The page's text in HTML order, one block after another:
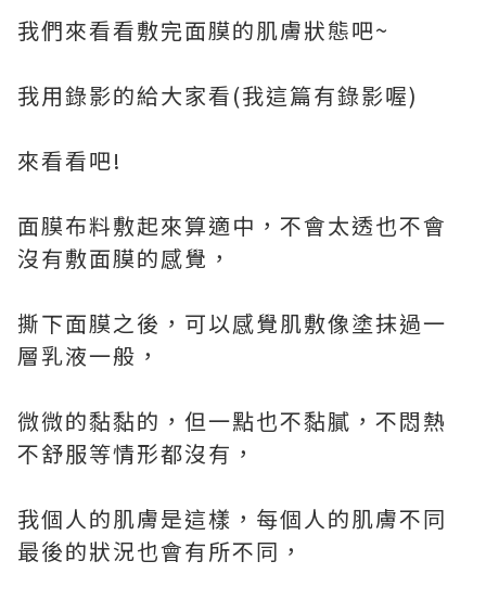
我們來看看敷完面膜的肌膚狀態吧~
我用錄影的給大家看(我這篇有錄影喔)
來看看吧!
面膜布料敷起來算適中，不會太透也不會
沒有敷面膜的感覺，
撕下面膜之後，可以感覺肌敷像塗抹過一
層乳液一般，
微微的黏黏的，但一點也不黏膩，不悶熱
不舒服等情形都沒有，
我個人的肌膚是這樣，每個人的肌膚不同
最後的狀況也會有所不同，